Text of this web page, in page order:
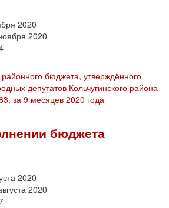
2020
2020
бюджета, утверждённого
депутатов Кольчугинского района
за 9 месяцев 2020 года
бюджета
2020
2020